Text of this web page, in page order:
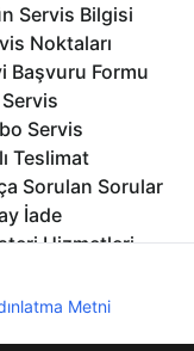
Servis Bilgisi
Noktaları
Başvuru Formu
Servis
Teslimat
Sorulan Sorular
İade
Hizmetleri
ve Görseller
Metni